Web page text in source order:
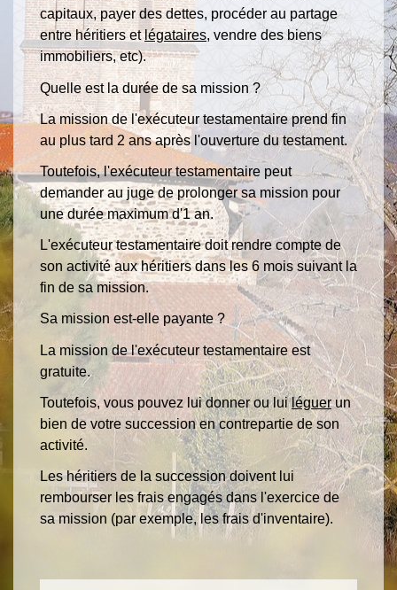
capitaux, payer des dettes, procéder au partage
entre héritiers etlégataires, vendre des biens
immobiliers, etc).
Quelle est la durée de sa mission ?
La mission de l'exécuteur testamentaire prend fin
au plus tard 2 ans après l'ouverture du testament.
Toutefois, l'exécuteur testamentaire peut
demander au juge de prolonger sa mission pour
une durée maximum d'1 an.
L'exécuteur testamentaire doit rendre compte de
son activité aux héritiers dans les 6 mois suivant la
fin de sa mission.
Sa mission est-elle payante ?
La mission de l'exécuteur testamentaire est
gratuite.
Toutefois, vous pouvez lui donner ou luiléguerun
bien de votre succession en contrepartie de son
activité.
Les héritiers de la succession doivent lui
rembourser les frais engagés dans l'exercice de
sa mission (par exemple, les frais d'inventaire).